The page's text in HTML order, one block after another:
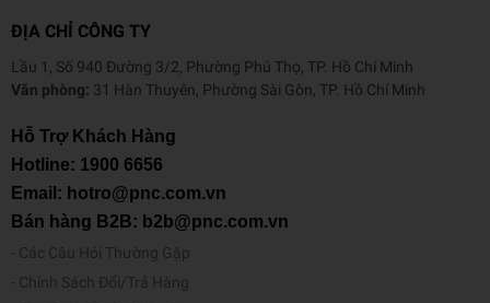
ĐỊA CHỈ CÔNG TY
Lầu 1, Số 940 Đường 3/2, Phường Phú Thọ, TP. Hồ Chí Minh
Văn phòng: 31 Hàn Thuyên, Phường Sài Gòn, TP. Hồ Chí Minh
Hỗ Trợ Khách Hàng
Hotline: 1900 6656
Email: hotro@pnc.com.vn
Bán hàng B2B: b2b@pnc.com.vn
Các Câu Hỏi Thường Gặp
Chính Sách Đổi/Trả Hàng